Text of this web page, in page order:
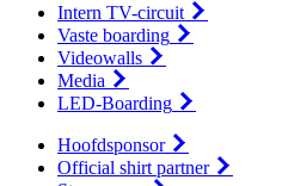
Intern TV-circuit
Vaste boarding
Videowalls
Media
LED-Boarding
Hoofdsponsor
Official shirt partner